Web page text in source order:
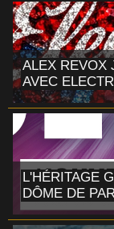
ALEX REVOX
AVEC
L'HÉRITAGE
DÔME DE